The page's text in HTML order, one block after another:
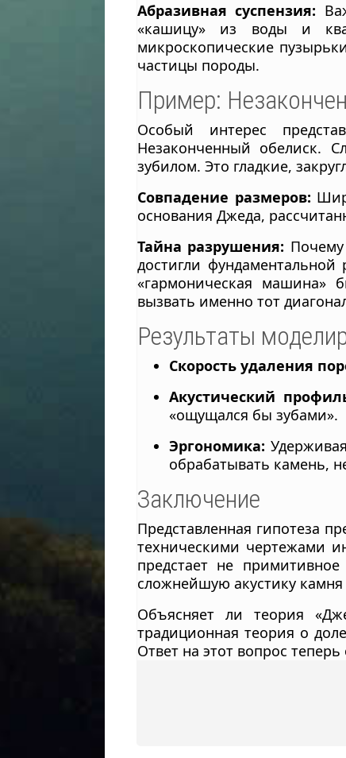
Абразивная суспензия:
«кашицу» из воды и
микроскопические
частицы породы.
Пример:
Особый интерес
Незаконченный обелиск.
зубилом. Это гладкие,
Совпадение размеров:
основания Джеда,
Тайна разрушения:
достигли
«гармоническая машина»
вызвать именно тот
Результаты
Скорость удаления
Акустический
«ощущался бы зубами».
Эргономика:
обрабатывать камень,
Заключение
Представленная гипотеза
техническими чертежами
предстает не
сложнейшую акустику
Объясняет ли теория
традиционная теория о
Ответ на этот вопрос